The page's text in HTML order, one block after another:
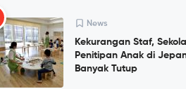
News
Kekurangan Staf,
Penitipan Anak di
Banyak Tutup